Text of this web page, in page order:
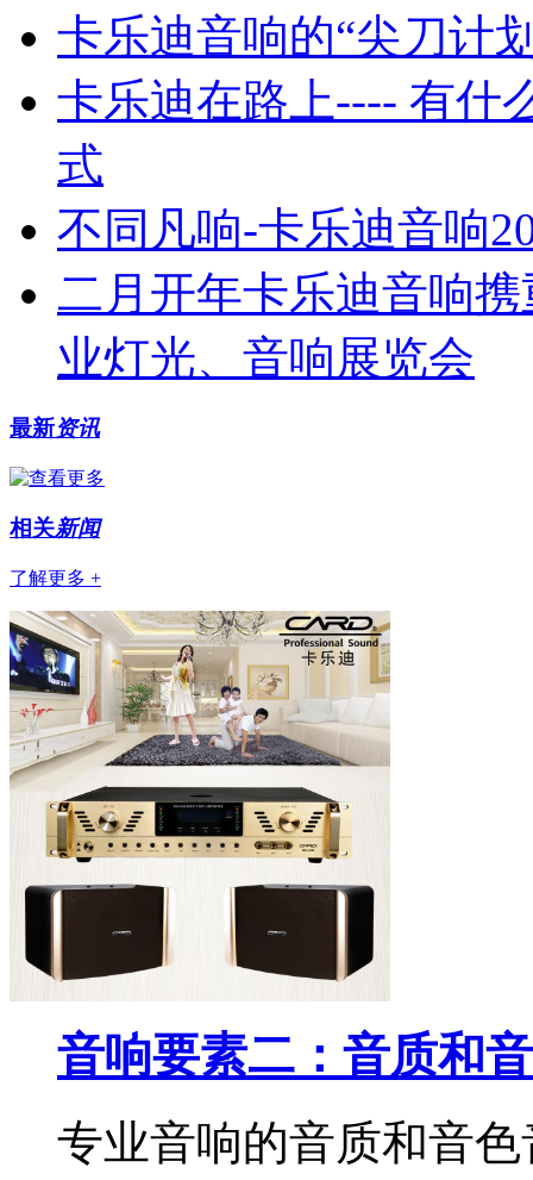
卡乐迪音响的“尖刀计
卡乐迪在路上---- 有什
式
不同凡响-卡乐迪音响
二月开年卡乐迪音响
业灯光、音响展览会
最新资讯
相关新闻
了解更多 +
音响要素二：音质和
专业音响的音质和音